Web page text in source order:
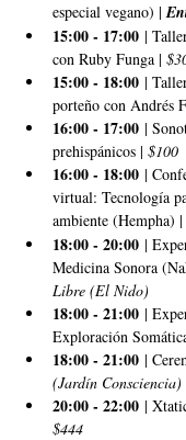
especial vegano) |
15:00 - 17:00 |
con Ruby Funga |
15:00 - 18:00 |
porteño con Andrés
16:00 - 17:00 |
prehispánicos | $100
16:00 - 18:00 |
virtual: Tecnología
ambiente (Hempha) |
18:00 - 20:00 |
Medicina Sonora
Libre (El Nido)
18:00 - 21:00 |
Exploración
18:00 - 21:00 |
(Jardín Consciencia)
20:00 - 22:00 |
$444